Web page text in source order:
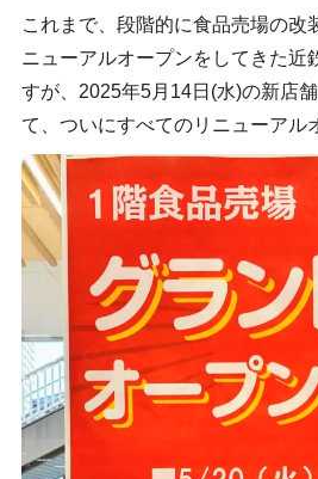
これまで、段階的に食品売場の改
ニューアルオープンをしてきた近
すが、2025年5月14日(水)の新店
て、ついにすべてのリニューアル